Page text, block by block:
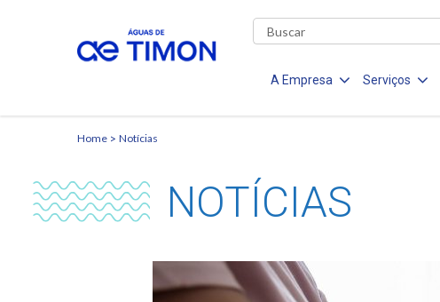
A Empresa Serviços
Home Notícias
NOTÍCIAS